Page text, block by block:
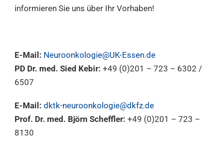
informieren Sie uns über Ihr Vorhaben!
E-Mail: Neuroonkologie@UK-Essen.de
PD Dr. med. Sied Kebir: +49 (0)201 – 723 – 6302 /
6507
E-Mail: dktk-neuroonkologie@dkfz.de
Prof. Dr. med. Björn Scheffler: +49 (0)201 – 723 –
8130